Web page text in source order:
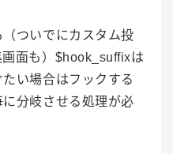
ついでにカスタム投
面も）$hook_suffixは
い場合はフックする
分岐させる処理が必